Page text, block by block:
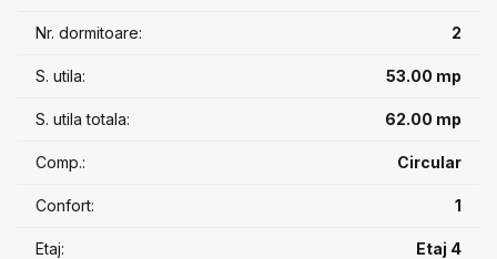
• Suprafață utilă: 53 mp
• Etaj 4 din 11
de 2 lifturi. A fost expertizat tehnic din punct de vedere
apartamentul este eligibil pentru creditare).
Apartamentul este liber și disponibil imediat, se vinde
îl personalizeze după propriul gust.
Nr. dormitoare: 2
S. utila: 53.00 mp
S. utila totala: 62.00 mp
Comp.: Circular
Confort: 1
Etaj: Etaj 4